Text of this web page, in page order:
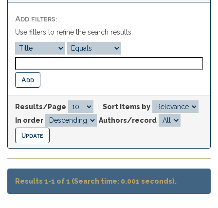
Add filters:
Use filters to refine the search results.
Results/Page
Sort items by
In order
Authors/record
Results 1-1 of 1 (Search time: 0.001 seconds).